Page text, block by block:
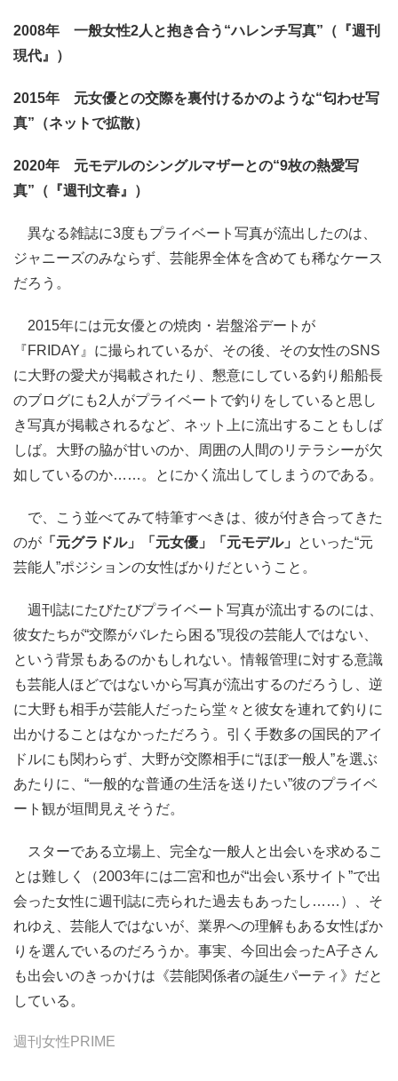
2008年 一般女性2人と抱き合う“ハレンチ写真”（『週刊
現代』）
2015年 元女優との交際を裏付けるかのような“匂わせ写
真”（ネットで拡散）
2020年 元モデルのシングルマザーとの“9枚の熱愛写
真”（『週刊文春』）
異なる雑誌に3度もプライベート写真が流出したのは、
ジャニーズのみならず、芸能界全体を含めても稀なケース
だろう。
2015年には元女優との焼肉・岩盤浴デートが
『FRIDAY』に撮られているが、その後、その女性のSNS
に大野の愛犬が掲載されたり、懇意にしている釣り船船長
のブログにも2人がプライベートで釣りをしていると思し
き写真が掲載されるなど、ネット上に流出することもしば
しば。大野の脇が甘いのか、周囲の人間のリテラシーが欠
如しているのか……。とにかく流出してしまうのである。
で、こう並べてみて特筆すべきは、彼が付き合ってきた
のが 「元グラドル」「元女優」「元モデル」
といった“元
芸能人”ポジションの女性ばかりだということ。
週刊誌にたびたびプライベート写真が流出するのには、
彼女たちが“交際がバレたら困る”現役の芸能人ではない、
という背景もあるのかもしれない。情報管理に対する意識
も芸能人ほどではないから写真が流出するのだろうし、逆
に大野も相手が芸能人だったら堂々と彼女を連れて釣りに
出かけることはなかっただろう。引く手数多の国民的アイ
ドルにも関わらず、大野が交際相手に“ほぼ一般人”を選ぶ
あたりに、“一般的な普通の生活を送りたい”彼のプライベ
ート観が垣間見えそうだ。
スターである立場上、完全な一般人と出会いを求めるこ
とは難しく（2003年には二宮和也が“出会い系サイト”で出
会った女性に週刊誌に売られた過去もあったし……）、そ
れゆえ、芸能人ではないが、業界への理解もある女性ばか
りを選んでいるのだろうか。事実、今回出会ったA子さん
も出会いのきっかけは《芸能関係者の誕生パーティ》だと
している。
週刊女性PRIME